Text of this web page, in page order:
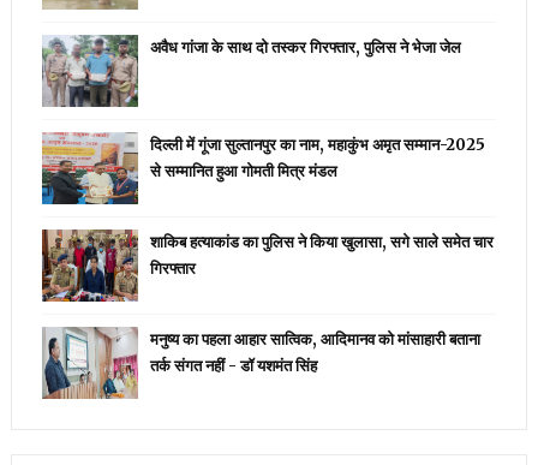
अवैध गांजा के साथ दो तस्कर गिरफ्तार, पुलिस ने भेजा जेल
दिल्ली में गूंजा सुल्तानपुर का नाम, महाकुंभ अमृत सम्मान-2025
से सम्मानित हुआ गोमती मित्र मंडल
शाकिब हत्याकांड का पुलिस ने किया खुलासा, सगे साले समेत चार
गिरफ्तार
मनुष्य का पहला आहार सात्विक, आदिमानव को मांसाहारी बताना
तर्क संगत नहीं - डॉ यशमंत सिंह